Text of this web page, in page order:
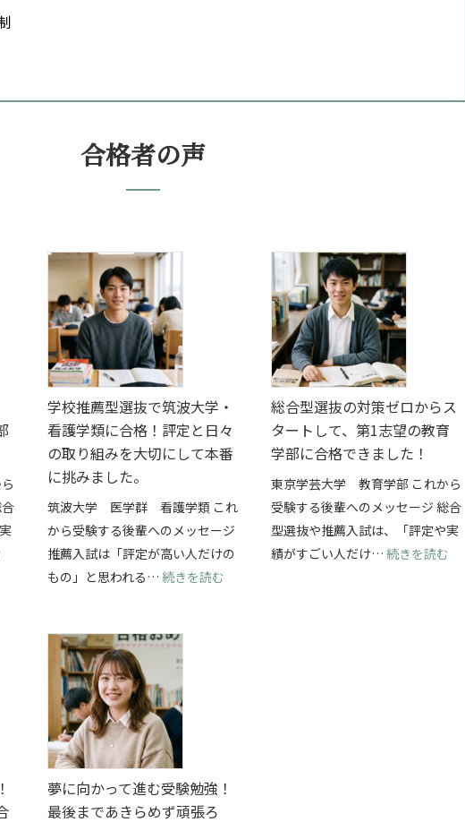
合格者の声
: 部活と総合型選抜を両立して、横浜国立大学・経済学部に合格できました！
学校推薦型選抜で筑波大学・
看護学類に合格！評定と日々
の取り組みを大切にして本番
に挑みました。
筑波大学 医学群 看護学類 これ
から受験する後輩へのメッセージ
推薦入試は「評定が高い人だけの
もの」と思われる… 続きを読む
総合型選抜の対策ゼロからス
タートして、第1志望の教育
学部に合格できました！
東京学芸大学 教育学部 これから
受験する後輩へのメッセージ 総合
型選抜や推薦入試は、「評定や実
績がすごい人だけ… 続きを読む
夢に向かって進む受験勉強！
最後まであきらめず頑張ろ